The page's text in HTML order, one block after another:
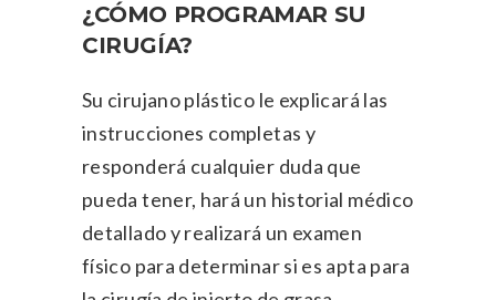
¿CÓMO PROGRAMAR SU
CIRUGÍA?
Su cirujano plástico le explicará las
instrucciones completas y
responderá cualquier duda que
pueda tener, hará un historial médico
detallado y realizará un examen
físico para determinar si es apta para